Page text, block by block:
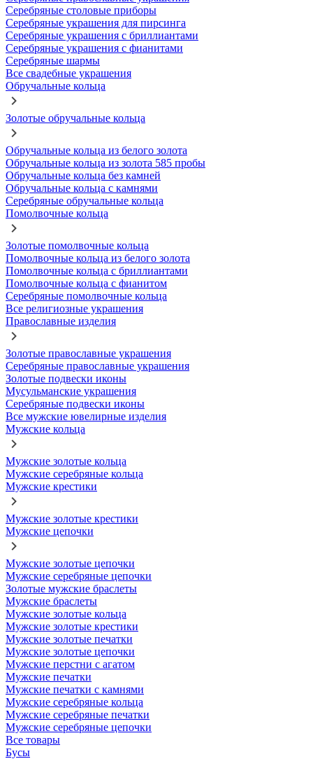
Серебряные столовые приборы
Серебряные украшения для пирсинга
Серебряные украшения с бриллиантами
Серебряные украшения с фианитами
Серебряные шармы
Все свадебные украшения
Обручальные кольца
Золотые обручальные кольца
Обручальные кольца из белого золота
Обручальные кольца из золота 585 пробы
Обручальные кольца без камней
Обручальные кольца с камнями
Серебряные обручальные кольца
Помолвочные кольца
Золотые помолвочные кольца
Помолвочные кольца из белого золота
Помолвочные кольца с бриллиантами
Помолвочные кольца с фианитом
Серебряные помолвочные кольца
Все религиозные украшения
Православные изделия
Золотые православные украшения
Серебряные православные украшения
Золотые подвески иконы
Мусульманские украшения
Серебряные подвески иконы
Все мужские ювелирные изделия
Мужские кольца
Мужские золотые кольца
Мужские серебряные кольца
Мужские крестики
Мужские золотые крестики
Мужские цепочки
Мужские золотые цепочки
Мужские серебряные цепочки
Золотые мужские браслеты
Мужские браслеты
Мужские золотые кольца
Мужские золотые крестики
Мужские золотые печатки
Мужские золотые цепочки
Мужские перстни с агатом
Мужские печатки
Мужские печатки с камнями
Мужские серебряные кольца
Мужские серебряные печатки
Мужские серебряные цепочки
Все товары
Бусы